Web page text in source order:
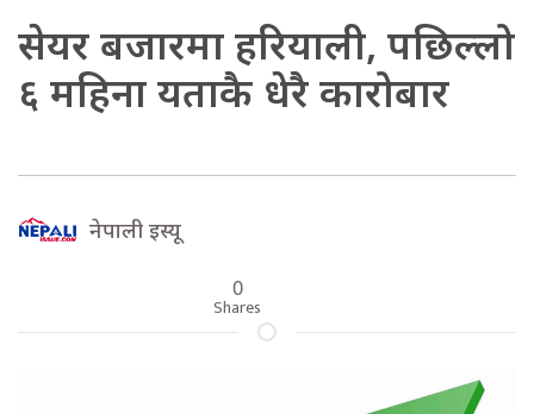
सेयर बजारमा हरियाली, पछिल्लो
६ महिना यताकै धेरै कारोबार
नेपाली इस्यू
0
Shares